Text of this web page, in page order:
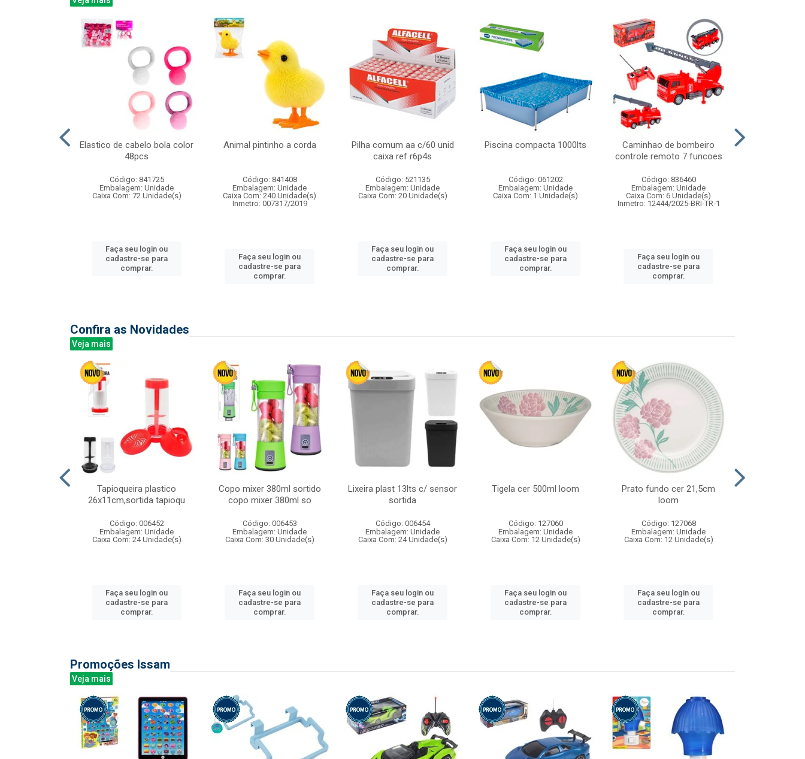
Elastico de cabelo bola color
48pcs
Código: 841725
Embalagem: Unidade
Caixa Com: 72 Unidade(s)
Faça seu login ou
cadastre-se para
comprar.
Animal pintinho a corda
Código: 841408
Embalagem: Unidade
Caixa Com: 240 Unidade(s)
Inmetro: 007317/2019
Faça seu login ou
cadastre-se para
comprar.
Pilha comum aa c/60 unid
caixa ref r6p4s
Código: 521135
Embalagem: Unidade
Caixa Com: 20 Unidade(s)
Faça seu login ou
cadastre-se para
comprar.
Piscina compacta 1000lts
Código: 061202
Embalagem: Unidade
Caixa Com: 1 Unidade(s)
Faça seu login ou
cadastre-se para
comprar.
Caminhao de bombeiro
controle remoto 7 funcoes
Código: 836460
Embalagem: Unidade
Caixa Com: 6 Unidade(s)
Inmetro: 12444/2025-BRI-TR-1
Faça seu login ou
cadastre-se para
comprar.
Confira as Novidades
Veja mais
Tapioqueira plastico
26x11cm,sortida tapioqu
Código: 006452
Embalagem: Unidade
Caixa Com: 24 Unidade(s)
Faça seu login ou
cadastre-se para
comprar.
Copo mixer 380ml sortido
copo mixer 380ml so
Código: 006453
Embalagem: Unidade
Caixa Com: 30 Unidade(s)
Faça seu login ou
cadastre-se para
comprar.
Lixeira plast 13lts c/ sensor
sortida
Código: 006454
Embalagem: Unidade
Caixa Com: 24 Unidade(s)
Faça seu login ou
cadastre-se para
comprar.
Tigela cer 500ml loom
Código: 127060
Embalagem: Unidade
Caixa Com: 12 Unidade(s)
Faça seu login ou
cadastre-se para
comprar.
Prato fundo cer 21,5cm
loom
Código: 127068
Embalagem: Unidade
Caixa Com: 12 Unidade(s)
Faça seu login ou
cadastre-se para
comprar.
Promoções Issam
Veja mais